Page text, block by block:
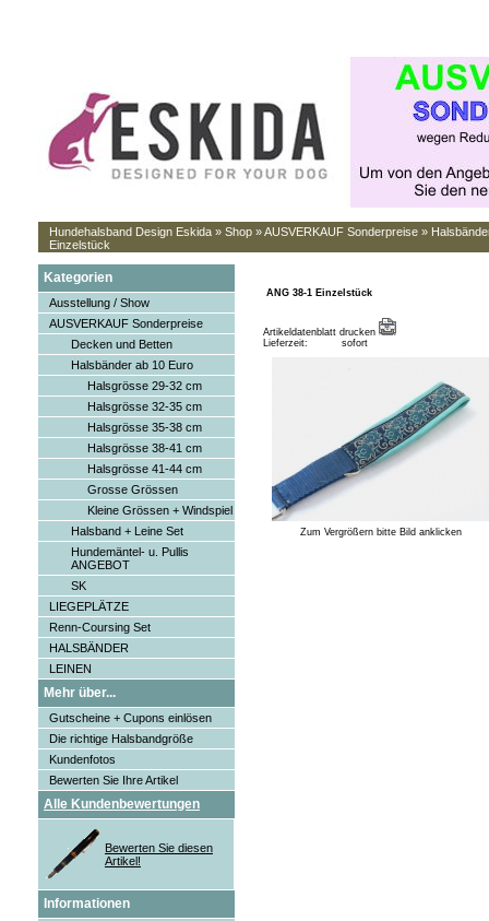
Hundehalsband Design Eskida » Shop »AUSVERKAUF Sonderpreise »
Einzelstück
Kategorien
Ausstellung / Show
AUSVERKAUF Sonderpreise
Decken und Betten
Halsbänder ab 10 Euro
Halsgrösse 29-32 cm
Halsgrösse 32-35 cm
Halsgrösse 35-38 cm
Halsgrösse 38-41 cm
Halsgrösse 41-44 cm
Grosse Grössen
Kleine Grössen + Windspiel
Halsband + Leine Set
Hundemäntel- u. Pullis
ANGEBOT
SK
LIEGEPLÄTZE
Renn-Coursing Set
HALSBÄNDER
LEINEN
Mehr über...
Gutscheine + Cupons einlösen
Die richtige Halsbandgröße
Kundenfotos
Bewerten Sie Ihre Artikel
Alle Kundenbewertungen
Bewerten Sie diesen
Artikel!
Informationen
ANG 38-1 Einzelstück
Artikeldatenblatt drucken
Lieferzeit:
sofort
Zum Vergrößern bitte Bild anklicken